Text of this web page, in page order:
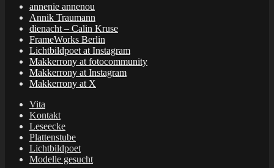
annenie annenou
Annik Traumann
dienacht – Calin Kruse
FrameWorks Berlin
Lichtbildpoet at Instagram
Makkerrony at fotocommunity
Makkerrony at Instagram
Makkerrony at X
Vita
Kontakt
Leseecke
Plattenstube
Lichtbildpoet
Modelle gesucht